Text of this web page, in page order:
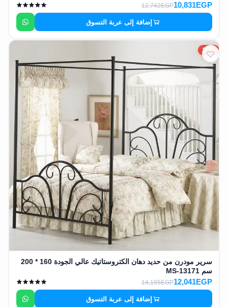
10,831EGP
12,742EGP
إضافة إلى عربة التسوق
15%
سرير مودرن من حديد دهان الكتروستاتيك عالي الجودة 160 * 200
سم MS-13171
12,041EGP
14,165EGP
إضافة إلى عربة التسوق